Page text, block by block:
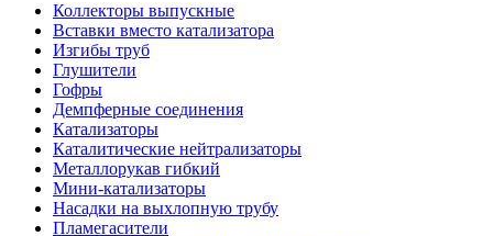
Коллекторы выпускные
Вставки вместо катализатора
Изгибы труб
Глушители
Гофры
Демпферные соединения
Катализаторы
Каталитические нейтрализаторы
Металлорукав гибкий
Мини-катализаторы
Насадки на выхлопную трубу
Пламегасители